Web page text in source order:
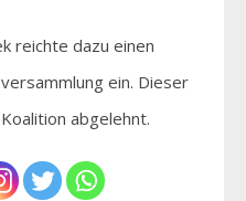
reichte dazu einen
ein. Dieser
abgelehnt.